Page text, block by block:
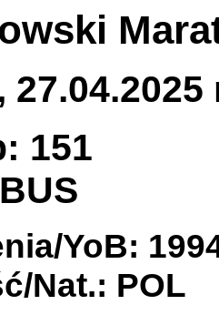
151
YoB:
Nat.: POL